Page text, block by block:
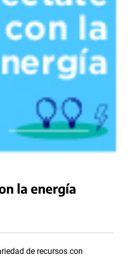
la energía
de recursos con